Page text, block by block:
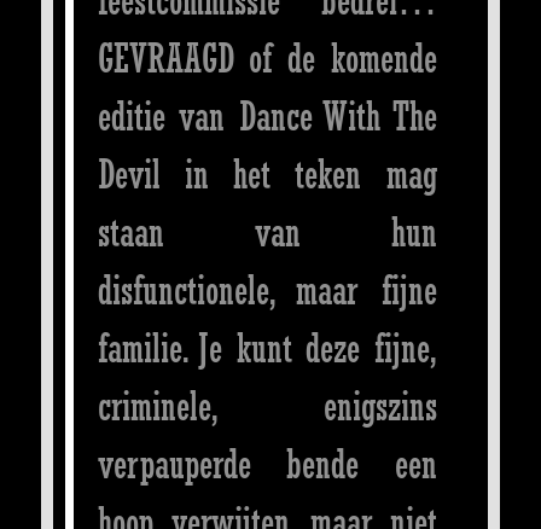
GEVRAAGD of de komende
editie van Dance With The
Devil in het teken mag
staan van hun
disfunctionele, maar fijne
familie. Je kunt deze fijne,
criminele, enigszins
verpauperde bende een